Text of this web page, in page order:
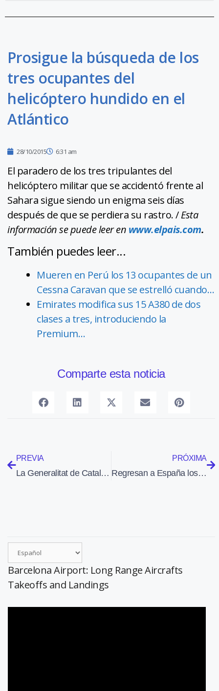
Prosigue la búsqueda de los
tres ocupantes del
helicóptero hundido en el
Atlántico
28/10/2015 6:31 am
El paradero de los tres tripulantes del
helicóptero militar que se accidentó frente al
Sahara sigue siendo un enigma seis días
después de que se perdiera su rastro. /Esta
información se puede leer en www.elpais.com.
También puedes leer...
Mueren en Perú los 13 ocupantes de un
Cessna Caravan que se estrelló cuando…
Emirates modifica sus 15 A380 de dos
clases a tres, introduciendo la
Premium…
Comparte esta noticia
PREVIA
La Generalitat de Cataluña realiza el mantenimiento del helipuerto de Tírvia
PRÓXIMA
Regresan a España los últimos militares destinados en Afganistán
Barcelona Airport: Long Range Aircrafts
Takeoffs and Landings